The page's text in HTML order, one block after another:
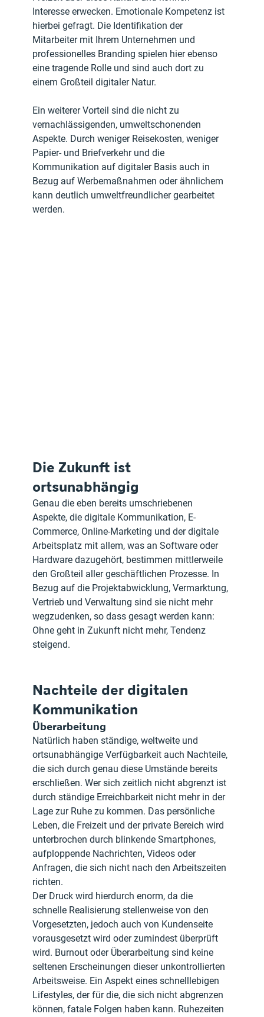
Interesse erwecken. Emotionale Kompetenz ist
hierbei gefragt. Die Identifikation der
Mitarbeiter mit Ihrem Unternehmen und
professionelles Branding spielen hier ebenso
eine tragende Rolle und sind auch dort zu
einem Großteil digitaler Natur.
Ein weiterer Vorteil sind die nicht zu
vernachlässigenden, umweltschonenden
Aspekte. Durch weniger Reisekosten, weniger
Papier- und Briefverkehr und die
Kommunikation auf digitaler Basis auch in
Bezug auf Werbemaßnahmen oder ähnlichem
kann deutlich umweltfreundlicher gearbeitet
werden.
Die Zukunft ist
ortsunabhängig
Genau die eben bereits umschriebenen
Aspekte, die digitale Kommunikation, E-
Commerce, Online-Marketing und der digitale
Arbeitsplatz mit allem, was an Software oder
Hardware dazugehört, bestimmen mittlerweile
den Großteil aller geschäftlichen Prozesse. In
Bezug auf die Projektabwicklung, Vermarktung,
Vertrieb und Verwaltung sind sie nicht mehr
wegzudenken, so dass gesagt werden kann:
Ohne geht in Zukunft nicht mehr, Tendenz
steigend.
Nachteile der digitalen
Kommunikation
Überarbeitung
Natürlich haben ständige, weltweite und
ortsunabhängige Verfügbarkeit auch Nachteile,
die sich durch genau diese Umstände bereits
erschließen. Wer sich zeitlich nicht abgrenzt ist
durch ständige Erreichbarkeit nicht mehr in der
Lage zur Ruhe zu kommen. Das persönliche
Leben, die Freizeit und der private Bereich wird
unterbrochen durch blinkende Smartphones,
aufploppende Nachrichten, Videos oder
Anfragen, die sich nicht nach den Arbeitszeiten
richten.
Der Druck wird hierdurch enorm, da die
schnelle Realisierung stellenweise von den
Vorgesetzten, jedoch auch von Kundenseite
vorausgesetzt wird oder zumindest überprüft
wird. Burnout oder Überarbeitung sind keine
seltenen Erscheinungen dieser unkontrollierten
Arbeitsweise. Ein Aspekt eines schnelllebigen
Lifestyles, der für die, die sich nicht abgrenzen
können, fatale Folgen haben kann. Ruhezeiten